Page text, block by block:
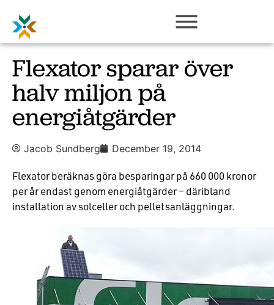
Flexator sparar över
halv miljon på
energiåtgärder
Jacob Sundberg December 19, 2014
Flexator beräknas göra besparingar på 660 000 kronor
per år endast genom energiåtgärder – däribland
installation av solceller och pelletsanläggningar.